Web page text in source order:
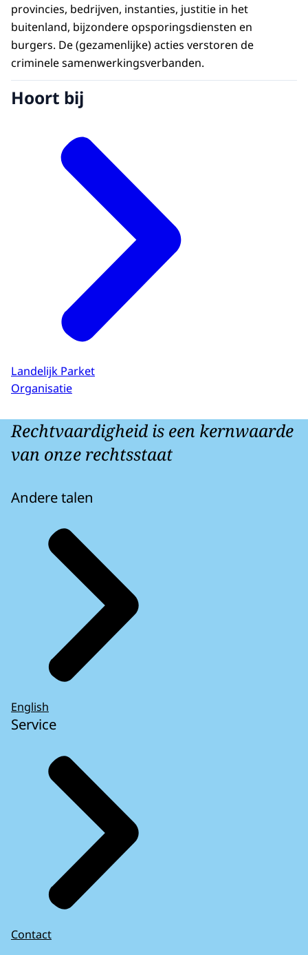
provincies, bedrijven, instanties, justitie in het
buitenland, bijzondere opsporingsdiensten en
burgers. De (gezamenlijke) acties verstoren de
criminele samenwerkingsverbanden.
Hoort bij
Landelijk Parket
Organisatie
Rechtvaardigheid is een kernwaarde
van onze rechtsstaat
Andere talen
English
Service
Contact